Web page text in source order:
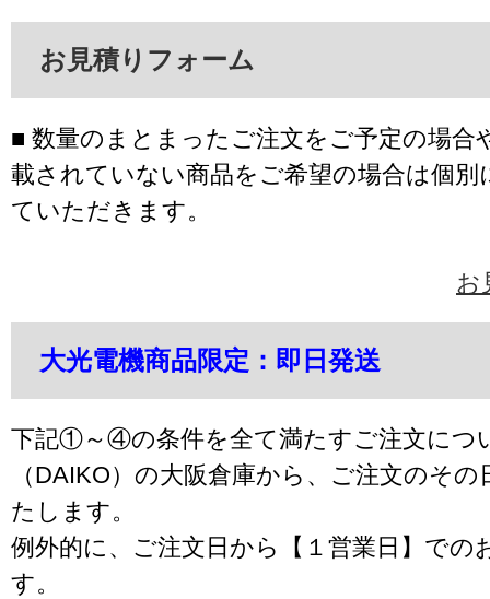
お見積りフォーム
■ 数量のまとまったご注文をご予定の場合
載されていない商品をご希望の場合は個別
ていただきます。
お
大光電機商品限定：即日発送
下記①～④の条件を全て満たすご注文につ
（DAIKO）の大阪倉庫から、ご注文のそ
たします。
例外的に、ご注文日から【１営業日】での
す。